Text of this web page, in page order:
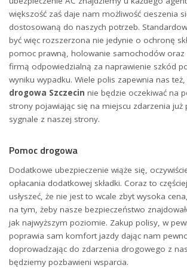
większość zaś daje nam możliwość cieszenia
dostosowaną do naszych potrzeb.
być więc rozszerzona nie jedynie o ochronę
pomoc prawną, holowanie samochodów oraz
firmą odpowiedzialną za naprawienie szkód
wyniku wypadku. Wiele polis zapewnia nas też,
drogowa Szczecin nie będzie oczekiwać na
strony pojawiając się na miejscu zdarzenia już
sygnale z naszej strony.
Pomoc drogowa
Dodatkowe ubezpieczenie wiąże się,
opłacania dodatkowej składki. Coraz to
usłyszeć, że nie jest to wcale zbyt wysoka
na tym, żeby nasze bezpieczeństwo
jak najwyższym poziomie. Zakup polisy, w
poprawia sam komfort jazdy dając nam
doprowadzając do zdarzenia drogowego z
będziemy pozbawieni wsparcia.